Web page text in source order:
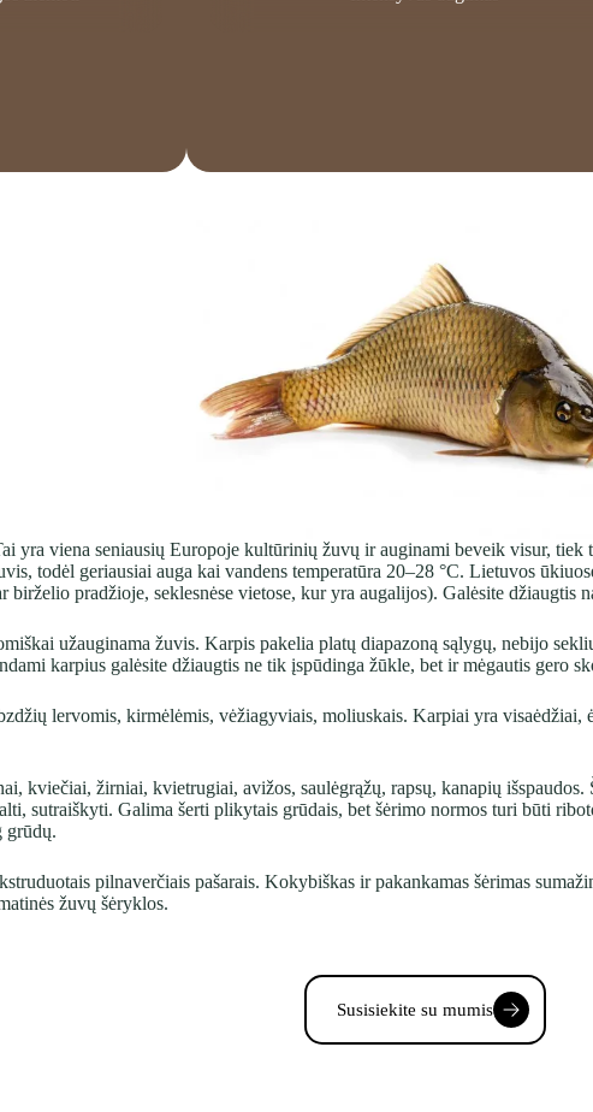
yra viena seniausių Europoje kultūrinių žuvų ir auginami beveik visur,
todėl geriausiai auga kai vandens temperatūra 20–28 °C. Lietuvos
birželio pradžioje, seklesnėse vietose, kur yra augalijos). Galėsite džiaugtis
užauginama žuvis. Karpis pakelia platų diapazoną sąlygų, nebijo
karpius galėsite džiaugtis ne tik įspūdinga žūkle, bet ir mėgautis gero
lervomis, kirmėlėmis, vėžiagyviais, moliuskais. Karpiai yra
kviečiai, žirniai, kvietrugiai, avižos, saulėgrąžų, rapsų, kanapių
sutraiškyti. Galima šerti plikytais grūdais, bet šėrimo normos turi būti
grūdų.
pilnaverčiais pašarais. Kokybiškas ir pakankamas šėrimas
žuvų šėryklos.
Susisiekite su mumis